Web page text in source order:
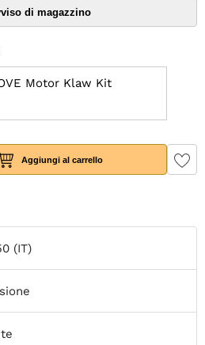
di magazzino
Motor Klaw Kit
Aggiungi al carrello
(IT)